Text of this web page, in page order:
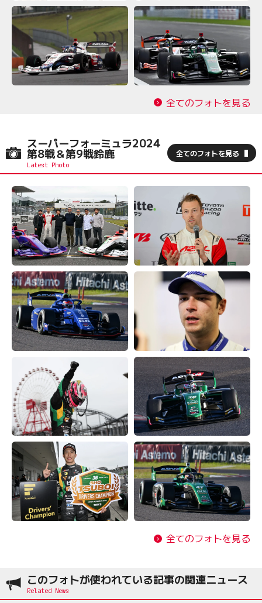
全てのフォトを見る
スーパーフォーミュラ2024
第8戦＆第9戦鈴鹿 全てのフォトを見る
全てのフォトを見る
このフォトが使われている記事の関連ニュース